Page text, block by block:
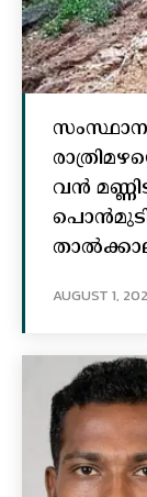
വൻ
പൊൻമുടി
AUGUST 1,